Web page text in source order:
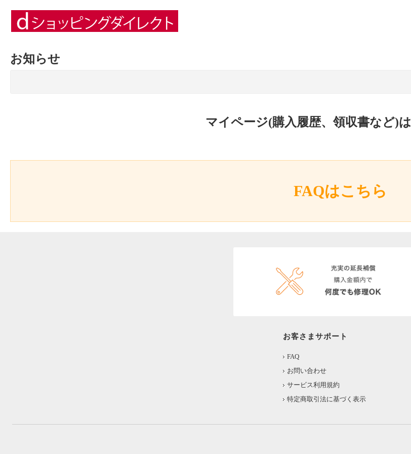
お知らせ
マイページ(購入履歴、領収書など)は
FAQはこちら
お客さまサポート
FAQ
お問い合わせ
サービス利用規約
特定商取引法に基づく表示